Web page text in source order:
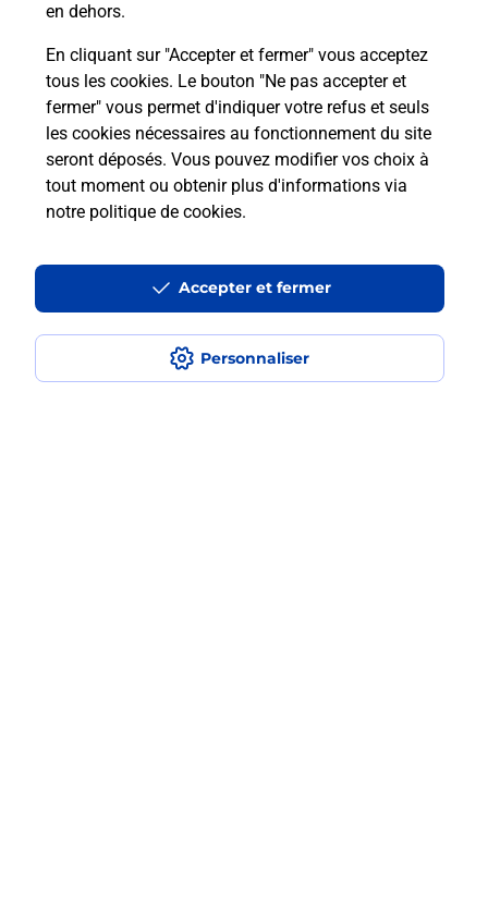
en dehors.
En cliquant sur "Accepter et fermer" vous acceptez
tous les cookies. Le bouton "Ne pas accepter et
fermer" vous permet d'indiquer votre refus et seuls
les cookies nécessaires au fonctionnement du site
seront déposés. Vous pouvez modifier vos choix à
tout moment ou obtenir plus d'informations via
notre politique de cookies.
Personnaliser
Accepter et fermer
Est-ce que je peux garder mon
numéro de mobile gratuitement ?
Est-ce que je peux bénéficier de la 5G
avec La Poste Mobile ?
Est-ce que je peux utiliser mon forfait
à l’étranger avec La Poste Mobile ?
Est-ce que je peux payer mon iPhone
en plusieurs fois avec La Poste Mobile